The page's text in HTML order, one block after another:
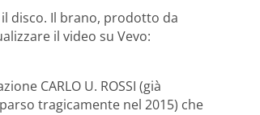
disco. Il brano, prodotto da
il video su Vevo:
CARLO U. ROSSI (già
tragicamente nel 2015) che